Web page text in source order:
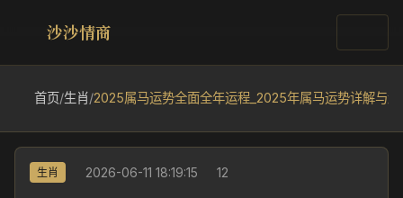
沙沙情商
首页/生肖/2025属马运势全面全年运程_2025年属马运势详解与
生肖 2026-06-11 18:19:15 12